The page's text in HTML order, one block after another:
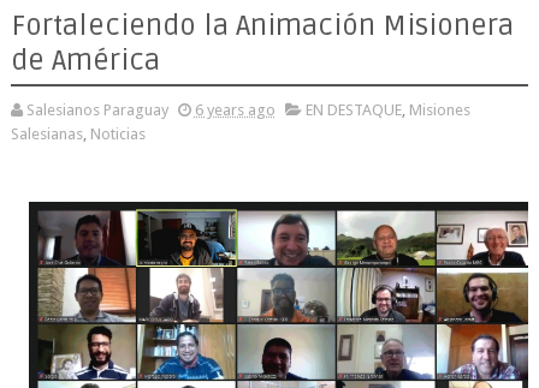
Fortaleciendo la Animación Misionera
de América
Salesianos Paraguay 6 years ago EN DESTAQUE, Misiones
Salesianas, Noticias